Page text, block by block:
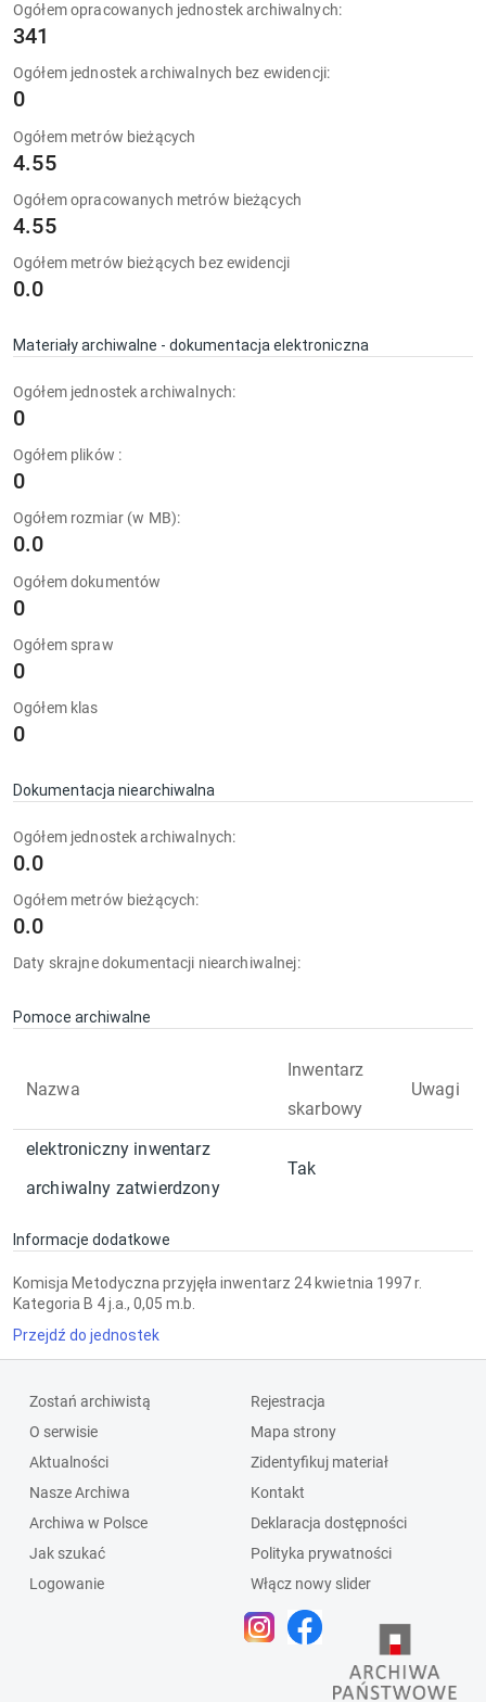
Ogółem opracowanych jednostek archiwalnych:
341
Ogółem jednostek archiwalnych bez ewidencji:
0
Ogółem metrów bieżących
4.55
Ogółem opracowanych metrów bieżących
4.55
Ogółem metrów bieżących bez ewidencji
0.0
Materiały archiwalne - dokumentacja elektroniczna
Ogółem jednostek archiwalnych:
0
Ogółem plików :
0
Ogółem rozmiar (w MB):
0.0
Ogółem dokumentów
0
Ogółem spraw
0
Ogółem klas
0
Dokumentacja niearchiwalna
Ogółem jednostek archiwalnych:
0.0
Ogółem metrów bieżących:
0.0
Daty skrajne dokumentacji niearchiwalnej:
Pomoce archiwalne
Nazwa
Inwentarz
skarbowy
Uwagi
elektroniczny inwentarz
archiwalny zatwierdzony
Tak
Informacje dodatkowe
Komisja Metodyczna przyjęła inwentarz 24 kwietnia 1997 r.
Kategoria B 4 j.a., 0,05 m.b.
Przejdź do jednostek
Zostań archiwistą
O serwisie
Aktualności
Nasze Archiwa
Archiwa w Polsce
Jak szukać
Logowanie
Rejestracja
Mapa strony
Zidentyfikuj materiał
Kontakt
Deklaracja dostępności
Polityka prywatności
Włącz nowy slider